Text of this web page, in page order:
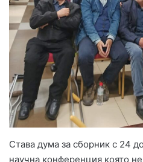
Става дума за сборник с 24
научна конференция която